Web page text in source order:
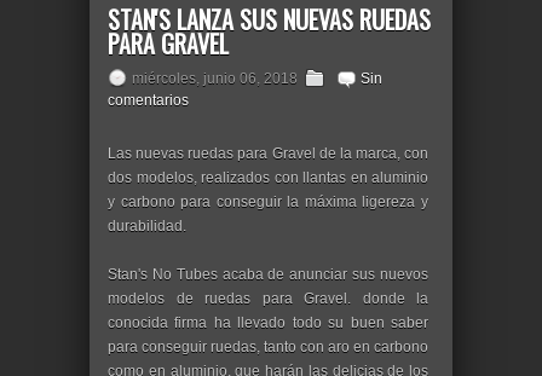
STAN'S LANZA SUS NUEVAS RUEDAS
PARA GRAVEL
miércoles, junio 06, 2018
Sin
comentarios
Las nuevas ruedas para Gravel de la marca, con
dos modelos, realizados con llantas en aluminio
y carbono para conseguir la máxima ligereza y
durabilidad.
Stan's No Tubes acaba de anunciar sus nuevos
modelos de ruedas para Gravel. donde la
conocida firma ha llevado todo su buen saber
para conseguir ruedas, tanto con aro en carbono
como en aluminio, que harán las delicias de los